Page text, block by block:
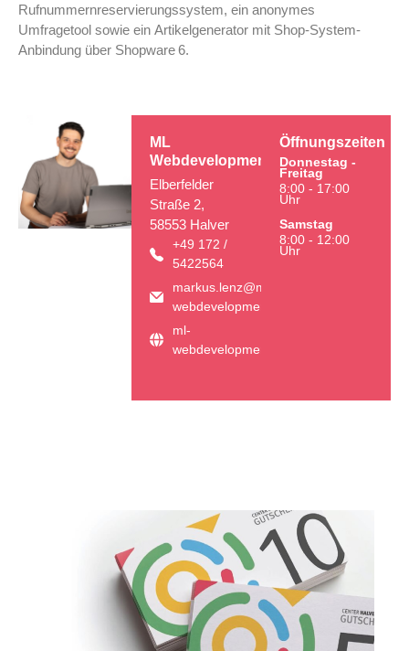
Rufnummernreservierungssystem, ein anonymes
Umfragetool sowie ein Artikelgenerator mit Shop-System-
Anbindung über Shopware 6.
ML
Webdevelopment
Elberfelder
Straße 2,
58553 Halver
+49 172 /
5422564
markus.lenz@ml-
webdevelopment.de
ml-
webdevelopment.de
Öffnungszeiten
Donnestag -
Freitag
8:00 - 17:00
Uhr
Samstag
8:00 - 12:00
Uhr